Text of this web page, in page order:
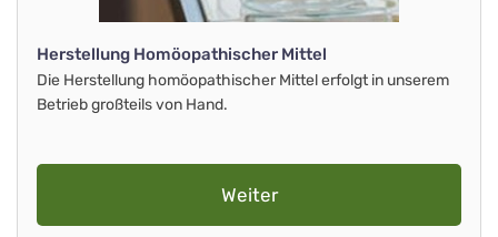
Herstellung Homöopathischer Mittel
Die Herstellung homöopathischer Mittel erfolgt in unserem
Betrieb großteils von Hand.
Weiter